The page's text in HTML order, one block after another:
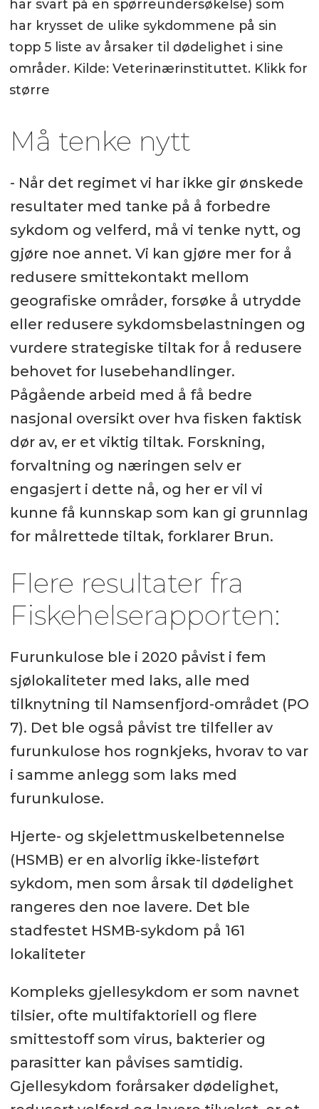
har svart på en spørreundersøkelse) som
har krysset de ulike sykdommene på sin
topp 5 liste av årsaker til dødelighet i sine
områder. Kilde: Veterinærinstituttet. Klikk for
større
Må tenke nytt
- Når det regimet vi har ikke gir ønskede
resultater med tanke på å forbedre
sykdom og velferd, må vi tenke nytt, og
gjøre noe annet. Vi kan gjøre mer for å
redusere smittekontakt mellom
geografiske områder, forsøke å utrydde
eller redusere sykdomsbelastningen og
vurdere strategiske tiltak for å redusere
behovet for lusebehandlinger.
Pågående arbeid med å få bedre
nasjonal oversikt over hva fisken faktisk
dør av, er et viktig tiltak. Forskning,
forvaltning og næringen selv er
engasjert i dette nå, og her er vil vi
kunne få kunnskap som kan gi grunnlag
for målrettede tiltak, forklarer Brun.
Flere resultater fra
Fiskehelserapporten:
Furunkulose ble i 2020 påvist i fem
sjølokaliteter med laks, alle med
tilknytning til Namsenfjord-området (PO
7). Det ble også påvist tre tilfeller av
furunkulose hos rognkjeks, hvorav to var
i samme anlegg som laks med
furunkulose.
Hjerte- og skjelettmuskelbetennelse
(HSMB) er en alvorlig ikke-listeført
sykdom, men som årsak til dødelighet
rangeres den noe lavere. Det ble
stadfestet HSMB-sykdom på 161
lokaliteter
Kompleks gjellesykdom er som navnet
tilsier, ofte multifaktoriell og flere
smittestoff som virus, bakterier og
parasitter kan påvises samtidig.
Gjellesykdom forårsaker dødelighet,